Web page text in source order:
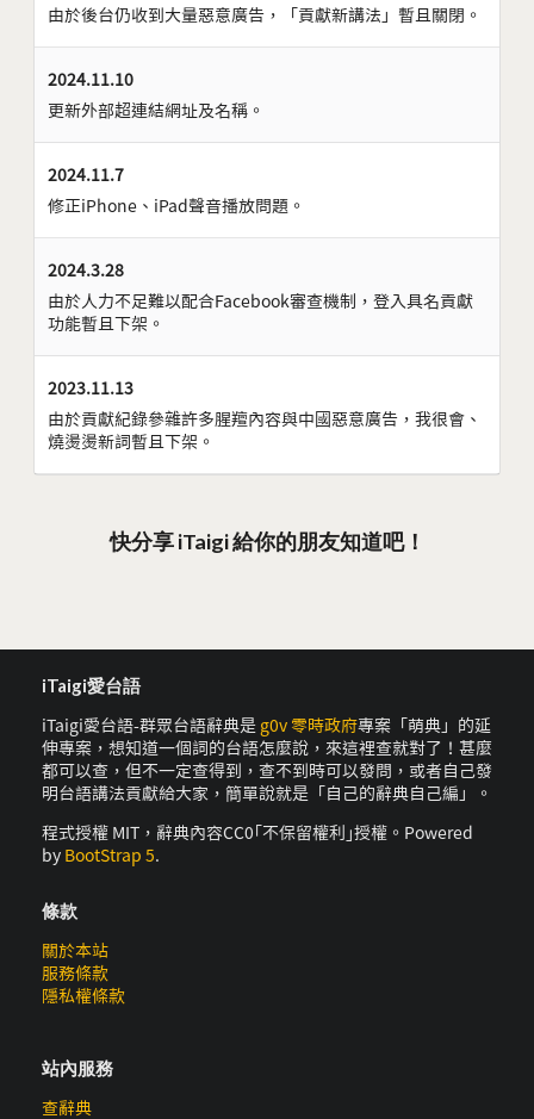
由於後台仍收到大量惡意廣告，「貢獻新講法」暫且關閉。
2024.11.10
更新外部超連結網址及名稱。
2024.11.7
修正iPhone、iPad聲音播放問題。
2024.3.28
由於人力不足難以配合Facebook審查機制，登入具名貢獻
功能暫且下架。
2023.11.13
由於貢獻紀錄參雜許多腥羶內容與中國惡意廣告，我很會、
燒燙燙新詞暫且下架。
快分享 iTaigi 給你的朋友知道吧！
iTaigi愛台語
iTaigi愛台語-群眾台語辭典是 g0v 零時政府專案「萌典」的延
伸專案，想知道一個詞的台語怎麼說，來這裡查就對了！甚麼
都可以查，但不一定查得到，查不到時可以發問，或者自己發
明台語講法貢獻給大家，簡單說就是「自己的辭典自己編」。
程式授權 MIT，辭典內容CC0｢不保留權利｣授權。Powered
by BootStrap 5.
條款
關於本站
服務條款
隱私權條款
站內服務
查辭典